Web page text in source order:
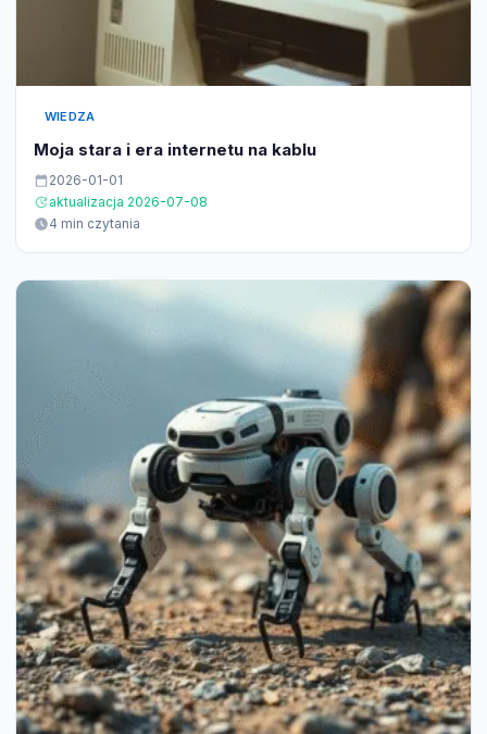
WIEDZA
Moja stara i era internetu na kablu
2026-01-01
aktualizacja 2026-07-08
4 min czytania